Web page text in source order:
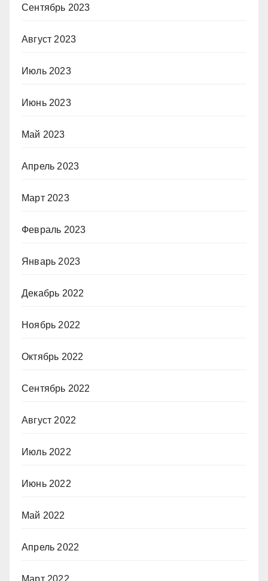
Сентябрь 2023
Август 2023
Июль 2023
Июнь 2023
Май 2023
Апрель 2023
Март 2023
Февраль 2023
Январь 2023
Декабрь 2022
Ноябрь 2022
Октябрь 2022
Сентябрь 2022
Август 2022
Июль 2022
Июнь 2022
Май 2022
Апрель 2022